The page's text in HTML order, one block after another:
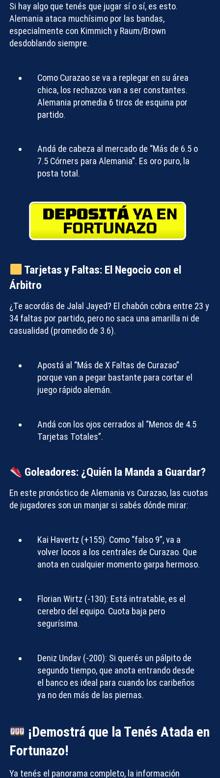
Si hay algo que tenés que jugar sí o sí, es esto.
Alemania ataca muchísimo por las bandas,
especialmente con Kimmich y Raum/Brown
desdoblando siempre.
Como Curazao se va a replegar en su área
chica, los rechazos van a ser constantes.
Alemania promedia 6 tiros de esquina por
partido.
Andá de cabeza al mercado de “Más de 6.5 o
7.5 Córners para Alemania”. Es oro puro, la
posta total.
Tarjetas y Faltas: El Negocio con el
Árbitro
¿Te acordás de Jalal Jayed? El chabón cobra entre 23 y
34 faltas por partido, pero no saca una amarilla ni de
casualidad (promedio de 3.6).
Apostá al “Más de X Faltas de Curazao”
porque van a pegar bastante para cortar el
juego rápido alemán.
Andá con los ojos cerrados al “Menos de 4.5
Tarjetas Totales”.
Goleadores: ¿Quién la Manda a Guardar?
En este pronóstico de Alemania vs Curazao, las cuotas
de jugadores son un manjar si sabés dónde mirar:
Kai Havertz (+155): Como “falso 9”, va a
volver locos a los centrales de Curazao. Que
anota en cualquier momento garpa hermoso.
Florian Wirtz (-130): Está intratable, es el
cerebro del equipo. Cuota baja pero
segurísima.
Deniz Undav (-200): Si querés un pálpito de
segundo tiempo, que anota entrando desde
el banco es ideal para cuando los caribeños
ya no den más de las piernas.
¡Demostrá que la Tenés Atada en
Fortunazo!
Ya tenés el panorama completo, la información